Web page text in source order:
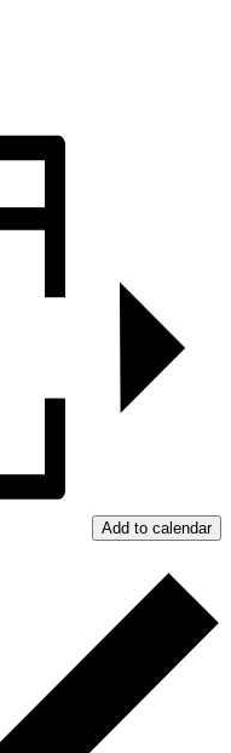
Add to calendar